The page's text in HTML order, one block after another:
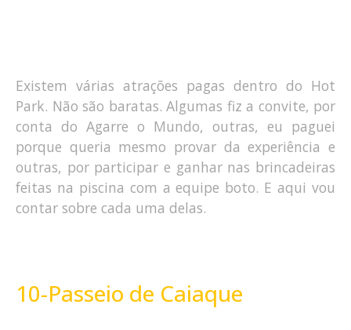
Existem várias atrações pagas dentro do Hot
Park. Não são baratas. Algumas fiz a convite, por
conta do Agarre o Mundo, outras, eu paguei
porque queria mesmo provar da experiência e
outras, por participar e ganhar nas brincadeiras
feitas na piscina com a equipe boto. E aqui vou
contar sobre cada uma delas.
10-Passeio de Caiaque